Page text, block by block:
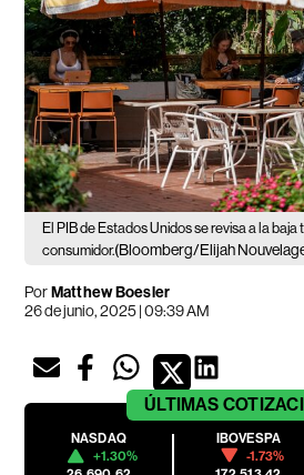
El PIB de Estados Unidos se revisa a la baja
consumidor.(Bloomberg/Elijah
PorMatthew Boesler
26 de junio, 2025 | 09:39 AM
ÚLTIMAS
NASDAQ
+1.30%
IBOVESPA
-1.73%